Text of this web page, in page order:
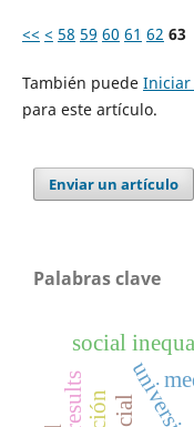
<< < 58 59 60 61 62 63
También puede Iniciar
para este artículo.
Enviar un artículo
Palabras clave
social